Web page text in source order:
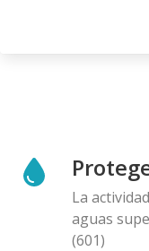
La
aguas
(601)